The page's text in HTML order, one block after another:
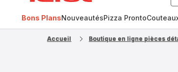
Bons PlansNouveautésPizza Pronto
Accueil Boutique en ligne pièces